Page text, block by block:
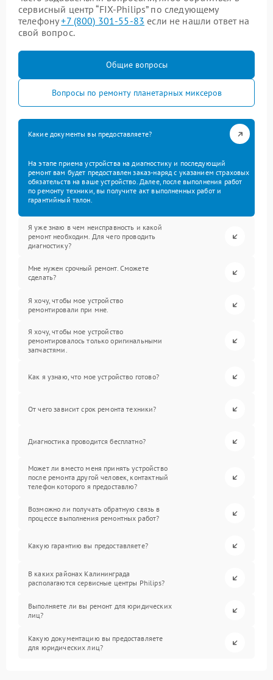
сервисный центр “FIX-Philips” по следующему
телефону+7 (800) 301-55-83 если не нашли ответ на
свой вопрос.
Общие вопросы
Вопросы по ремонту планетарных миксеров
Какие документы вы предоставляете?
На этапе приема устройства на диагностику и последующий
ремонт вам будет предоставлен заказ-наряд с указанием страховых
обязательств на ваше устройство. Далее, после выполнения работ
по ремонту техники, вы получите акт выполненных работ и
гарантийный талон.
Я уже знаю в чем неисправность и какой
ремонт необходим. Для чего проводить
диагностику?
Мне нужен срочный ремонт. Сможете
сделать?
Я хочу, чтобы мое устройство
ремонтировали при мне.
Я хочу, чтобы мое устройство
ремонтировалось только оригинальными
запчастями.
Как я узнаю, что мое устройство готово?
От чего зависит срок ремонта техники?
Диагностика проводится бесплатно?
Может ли вместо меня принять устройство
после ремонта другой человек, контактный
телефон которого я предоставлю?
Возможно ли получать обратную связь в
процессе выполнения ремонтных работ?
Какую гарантию вы предоставляете?
В каких районах Калининграда
располагаются сервисные центры Philips?
Выполняете ли вы ремонт для юридических
лиц?
Какую документацию вы предоставляете
для юридических лиц?